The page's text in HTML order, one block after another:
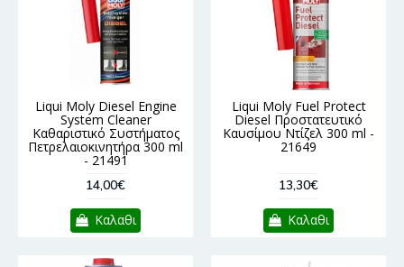
Liqui Moly Diesel Engine
System Cleaner
Καθαριστικό Συστήματος
Πετρελαιοκινητήρα 300 ml
- 21491
14,00€
Καλαθι
Liqui Moly Fuel Protect
Diesel Προστατευτικό
Καυσίμου Ντίζελ 300 ml -
21649
13,30€
Καλαθι